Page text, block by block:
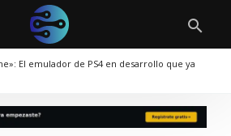
El emulador de PS4 en desarrollo que ya